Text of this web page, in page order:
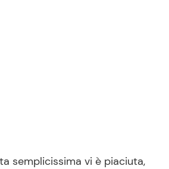
semplicissima vi è piaciuta,